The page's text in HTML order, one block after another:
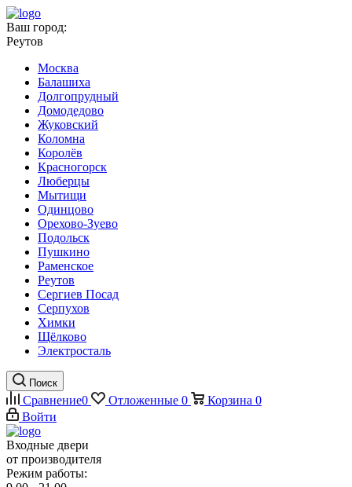
Ваш город:
Реутов
Москва
Балашиха
Долгопрудный
Домодедово
Жуковский
Коломна
Королёв
Красногорск
Люберцы
Мытищи
Одинцово
Орехово-Зуево
Подольск
Пушкино
Раменское
Реутов
Сергиев Посад
Серпухов
Химки
Щёлково
Электросталь
Поиск
Сравнение0 Отложенные 0 Корзина 0
Войти
Входные двери
от производителя
Режим работы: